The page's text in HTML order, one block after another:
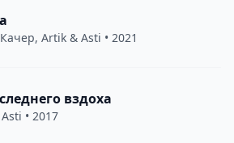
, Artik & Asti • 2021
вздоха
• 2017